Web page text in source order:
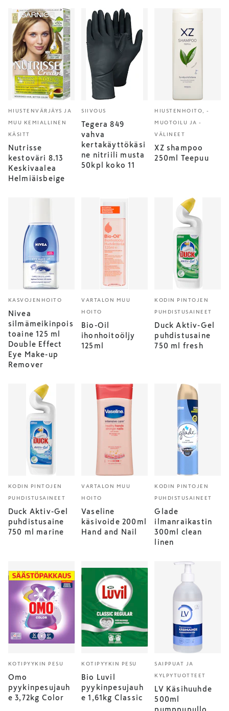
HIUSTENVÄRJÄYS JA
MUU KEMIALLINEN
KÄSITT
Nutrisse
kestoväri 8.13
Keskivaalea
Helmiäisbeige
SIIVOUS
Tegera 849
vahva
kertakäyttökäsi
ne nitriili musta
50kpl koko 11
HIUSTENHOITO, -
MUOTOILU JA -
VÄLINEET
XZ shampoo
250ml Teepuu
KASVOJENHOITO
Nivea
silmämeikinpois
toaine 125 ml
Double Effect
Eye Make-up
Remover
VARTALON MUU
HOITO
Bio-Oil
ihonhoitoöljy
125ml
KODIN PINTOJEN
PUHDISTUSAINEET
Duck Aktiv-Gel
puhdistusaine
750 ml fresh
KODIN PINTOJEN
PUHDISTUSAINEET
Duck Aktiv-Gel
puhdistusaine
750 ml marine
VARTALON MUU
HOITO
Vaseline
käsivoide 200ml
Hand and Nail
KODIN PINTOJEN
PUHDISTUSAINEET
Glade
ilmanraikastin
300ml clean
linen
KOTIPYYKIN PESU
Omo
pyykinpesujauh
e 3,72kg Color
KOTIPYYKIN PESU
Bio Luvil
pyykinpesujauh
e 1,61kg Classic
SAIPPUAT JA
KYLPYTUOTTEET
LV Käsihuuhde
500ml
pumppupullo